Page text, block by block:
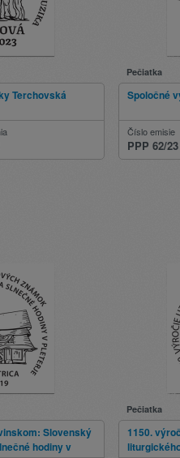
Terchovská
Pečiatka
Spoločné
Číslo emisie
PPP 62/23
Slovenský
hodiny v
Pečiatka
1150.